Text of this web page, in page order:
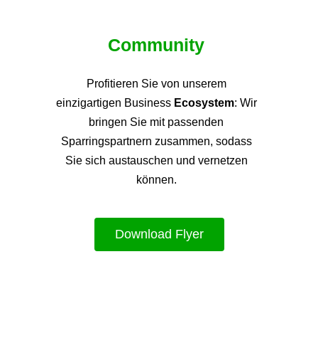
Community
Profitieren Sie von unserem
einzigartigen Business Ecosystem: Wir
bringen Sie mit passenden
Sparringspartnern zusammen, sodass
Sie sich austauschen und vernetzen
können.
Download Flyer